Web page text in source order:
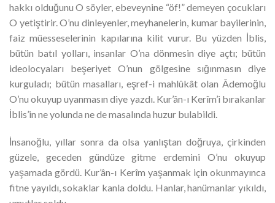
hakkı olduğunu O söyler, ebeveynine “öf!” demeyen çocukları
O yetiştirir. O’nu dinleyenler, meyhanelerin, kumar bayilerinin,
faiz müesseselerinin kapılarına kilit vurur. Bu yüzden İblis,
bütün batıl yolları, insanlar O’na dönmesin diye açtı; bütün
ideolocyaları beşeriyet O’nun gölgesine sığınmasın diye
kurguladı; bütün masalları, eşref-i mahlûkât olan Âdemoğlu
O’nu okuyup uyanmasın diye yazdı. Kur’ân-ı Kerîm’i bırakanlar
İblis’in ne yolunda ne de masalında huzur bulabildi.
İnsanoğlu, yıllar sonra da olsa yanlıştan doğruya, çirkinden
güzele, geceden gündüze gitme erdemini O’nu okuyup
yaşamada gördü. Kur’ân-ı Kerîm yaşanmak için okunmayınca
fitne yayıldı, sokaklar kanla doldu. Hanlar, hanümanlar yıkıldı,